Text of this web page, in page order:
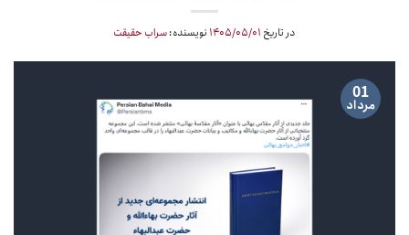
در تاریخ ۱۴۰۵/۰۵/۰۱ نویسنده:سراب حقیقت
01
مرداد